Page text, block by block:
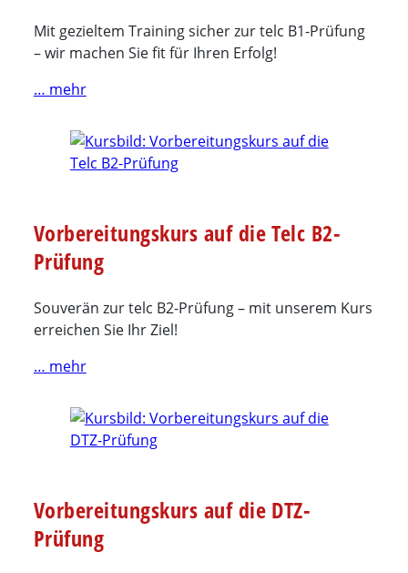
Mit gezieltem Training sicher zur telc B1-Prüfung
– wir machen Sie fit für Ihren Erfolg!
… mehr
Vorbereitungskurs auf die Telc B2-
Prüfung
Souverän zur telc B2-Prüfung – mit unserem Kurs
erreichen Sie Ihr Ziel!
… mehr
Vorbereitungskurs auf die DTZ-
Prüfung